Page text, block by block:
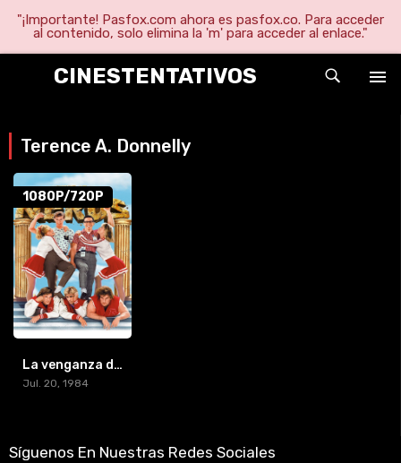
"¡Importante! Pasfox.com ahora es pasfox.co. Para acceder
al contenido, solo elimina la 'm' para acceder al enlace."
CINESTENTATIVOS
Terence A. Donnelly
1080P/720P
La venganza de los nerds (1984) [BR-RIP] [HD-1080p]
Jul. 20, 1984
Síguenos En Nuestras Redes Sociales